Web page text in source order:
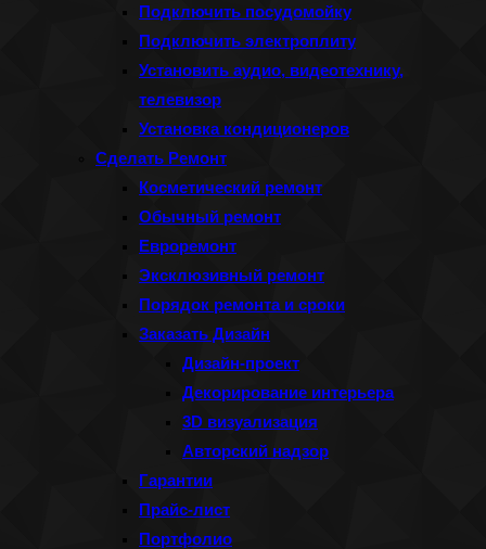
Подключить посудомойку
Подключить электроплиту
Установить аудио, видеотехнику,
телевизор
Установка кондиционеров
Сделать Ремонт
Косметический ремонт
Обычный ремонт
Евроремонт
Эксклюзивный ремонт
Порядок ремонта и сроки
Заказать Дизайн
Дизайн-проект
Декорирование интерьера
3D визуализация
Авторский надзор
Гарантии
Прайс-лист
Портфолио